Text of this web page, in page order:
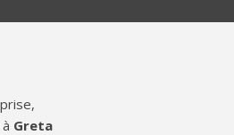
Greta